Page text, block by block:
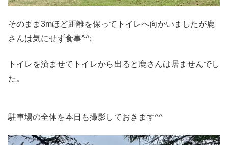
そのまま3mほど距離を保ってトイレへ向かいましたが鹿
さんは気にせず食事^^;
トイレを済ませてトイレから出ると鹿さんは居ませんでし
た。
駐車場の全体を本日も撮影しておきます^^